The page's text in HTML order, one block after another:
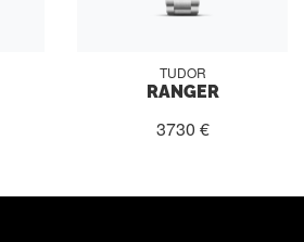
TUDOR
RANGER
3730 €